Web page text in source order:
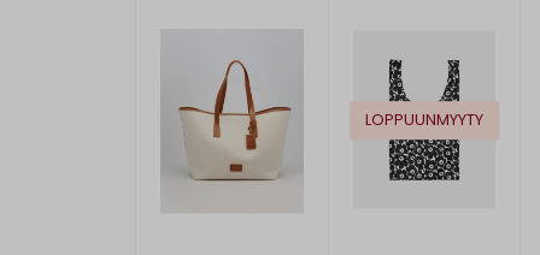
LOPPUUNMYYTY